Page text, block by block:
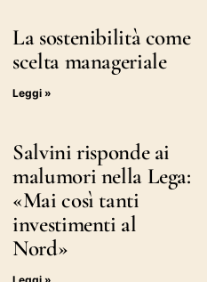
La sostenibilità come
scelta manageriale
Leggi »
Salvini risponde ai
malumori nella Lega:
«Mai così tanti
investimenti al
Nord»